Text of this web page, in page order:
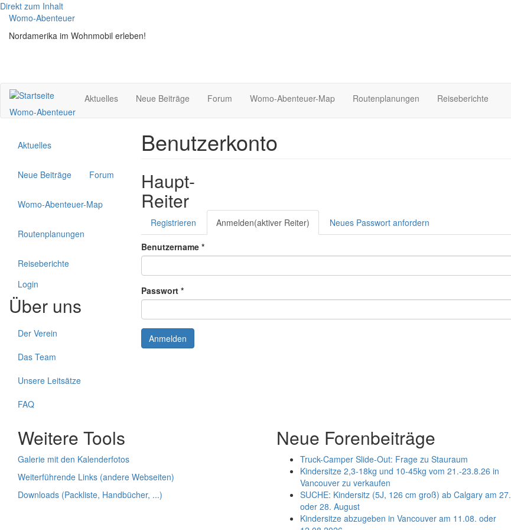
Direkt zum Inhalt
Womo-Abenteuer
Nordamerika im Wohnmobil erleben!
Womo-Abenteuer
Aktuelles Neue Beiträge Forum Womo-Abenteuer-Map Routenplanungen Reiseberichte
Aktuelles
Neue Beiträge Forum
Womo-Abenteuer-Map
Routenplanungen
Reiseberichte
Login
Über uns
Der Verein
Das Team
Unsere Leitsätze
FAQ
Benutzerkonto
Haupt-
Reiter
Registrieren Anmelden(aktiver Reiter) Neues Passwort anfordern
Benutzername *
Passwort *
Anmelden
Weitere Tools
Galerie mit den Kalenderfotos
Weiterführende Links (andere Webseiten)
Downloads (Packliste, Handbücher, ...)
Neue Forenbeiträge
Truck-Camper Slide-Out: Frage zu Stauraum
Kindersitze 2,3-18kg und 10-45kg vom 21.-23.8.26 in
Vancouver zu verkaufen
SUCHE: Kindersitz (5J, 126 cm groß) ab Calgary am 27.
oder 28. August
Kindersitze abzugeben in Vancouver am 11.08. oder